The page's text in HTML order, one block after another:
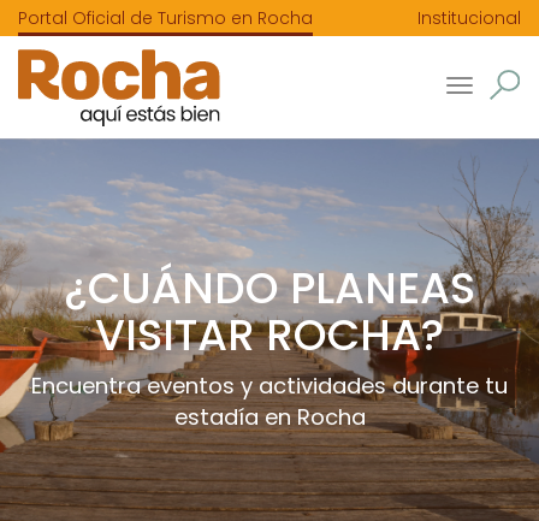
Portal Oficial de Turismo en Rocha Institucional
Toggle
¿CUÁNDO PLANEAS
VISITAR ROCHA?
Encuentra eventos y actividades durante tu
estadía en Rocha